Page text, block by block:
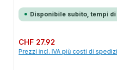
Disponibile subito, tempi
Prezzo normale:
CHF 27.92
Prezzi incl. IVA più costi di